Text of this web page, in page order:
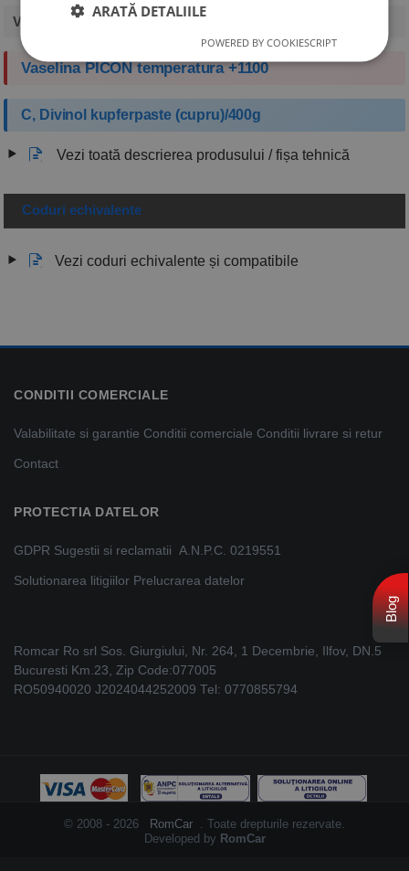
Viscozitate : Vaselina
Vaselina PICON temperatura +1100
C, Divinol kupferpaste (cupru)/400g
Vezi toată descrierea produsului / fișa tehnică
Coduri echivalente
Vezi coduri echivalente și compatibile
CONDITII COMERCIALE
Valabilitate si garantie Conditii comerciale Conditii livrare si retur
Contact
PROTECTIA DATELOR
GDPR Sugestii si reclamatii A.N.P.C. 0219551
Solutionarea litigiilor Prelucrarea datelor
Romcar Ro srl Sos. Giurgiului, Nr. 264, 1 Decembrie, Ilfov, DN.5
Bucuresti Km.23, Zip Code:077005
RO50940020 J2024044252009 Tel: 0770855794
© 2008 - 2026 RomCar
. Toate drepturile rezervate.
Developed by RomCar
Blog
ARATĂ DETALIILE
POWERED BY COOKIESCRIPT